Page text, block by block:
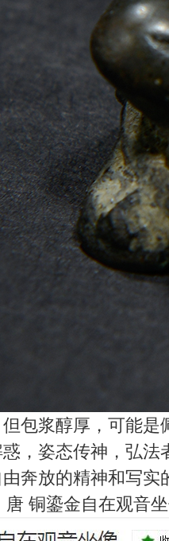
包浆醇厚，可能是
，姿态传神，弘法
奔放的精神和写实
铜鎏金自在观音